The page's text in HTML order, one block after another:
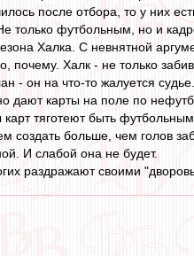
после отбора, то у них
только футбольным, но и
Халка. С невнятной
почему. Халк - не только
- он на что-то жалуется
дают карты на поле по
тяготеют быть
создать больше, чем голов
И слабой она не будет.
раздражают своими